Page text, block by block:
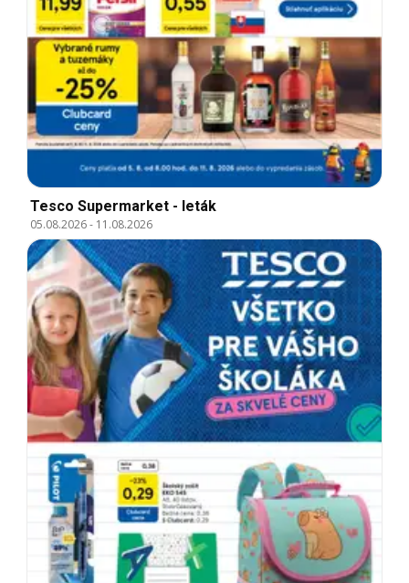
Tesco Supermarket - leták
05.08.2026- 11.08.2026